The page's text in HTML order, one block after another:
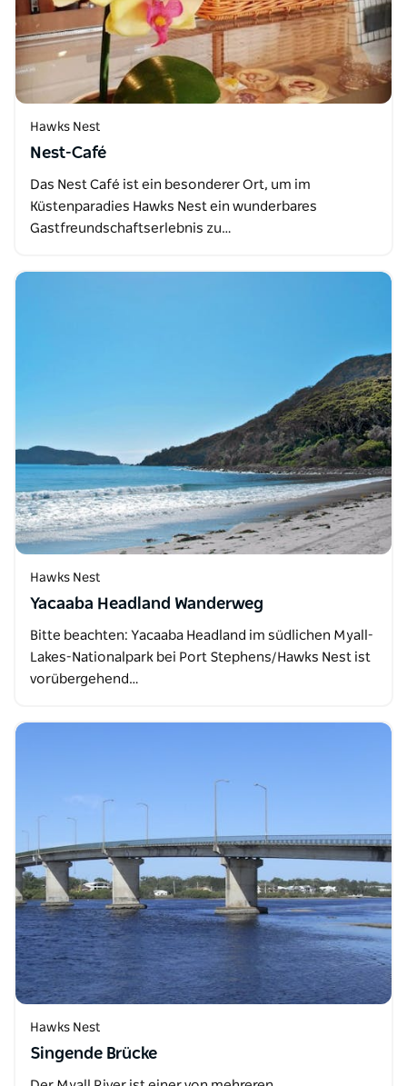
Hawks Nest
Nest-Café
Das Nest Café ist ein besonderer Ort, um im
Küstenparadies Hawks Nest ein wunderbares
Gastfreundschaftserlebnis zu…
Hawks Nest
Yacaaba Headland Wanderweg
Bitte beachten: Yacaaba Headland im südlichen Myall-
Lakes-Nationalpark bei Port Stephens/Hawks Nest ist
vorübergehend…
Hawks Nest
Singende Brücke